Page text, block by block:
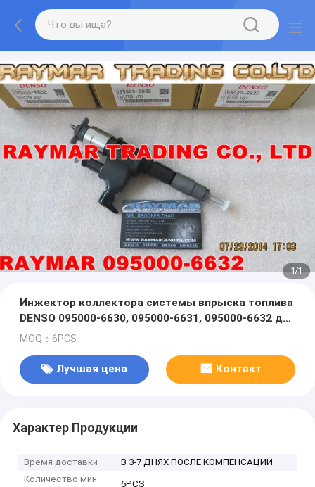
1/1
Инжектор коллектора системы впрыска топлива
DENSO 095000-6630, 095000-6631, 095000-6632 для
NISSAN MD90
MOQ：6PCS
Лучшая цена Контакт
Характер Продукции
Время доставки
В 3-7 ДНЯХ ПОСЛЕ КОМПЕНСАЦИИ
Количество мин
6PCS